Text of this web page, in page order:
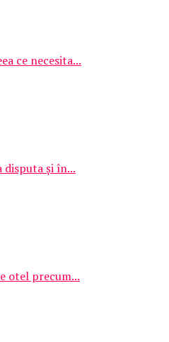
ce necesita...
disputa și în...
otel precum...